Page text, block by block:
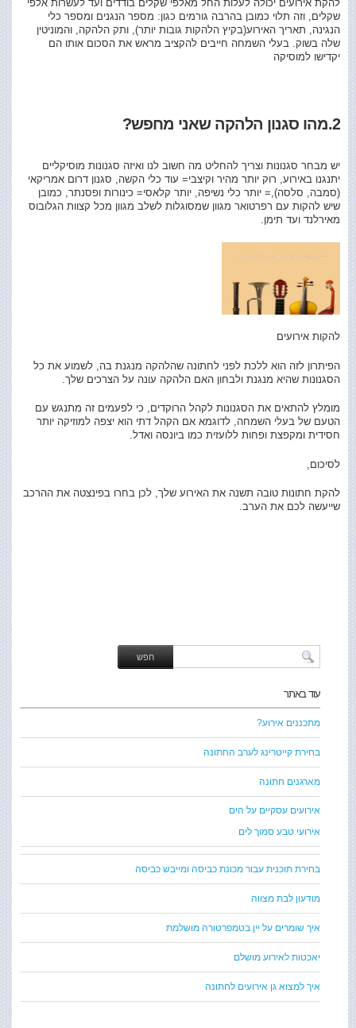
להקת אירועים יכולה לעלות החל מאלפי שקלים בודדים ועד לעשרות אלפי
שקלים, וזה תלוי כמובן בהרבה גורמים כגון: מספר הנגנים ומספר כלי
הנגינה, תאריך האירוע(בקיץ הלהקות גובות יותר), ותק הלהקה, והמוניטין
שלה בשוק. בעלי השמחה חייבים להקציב מראש את הסכום אותו הם
יקדישו למוסיקה
2.מהו סגנון הלהקה שאני מחפש?
יש מבחר סגנונות וצריך להחליט מה חשוב לנו ואיזה סגנונות מוסיקליים
יתנגנו באירוע, רוק יותר מהיר וקיצבי= עוד כלי הקשה, סגנון דרום אמריקאי
(סמבה, סלסה),= יותר כלי נשיפה, יותר קלאסי= כינורות ופסנתר, כמובן
שיש להקות עם רפרטואר מגוון שמסוגלות לשלב מגוון מכל קצוות הגלובוס
מאירלנד ועד תימן.
להקות אירועים
הפיתרון לזה הוא ללכת לפני לחתונה שהלהקה מנגנת בה, לשמוע את כל
הסגנונות שהיא מנגנת ולבחון האם הלהקה עונה על הצרכים שלך.
מומלץ להתאים את הסגנונות לקהל הרוקדים, כי לפעמים זה מתנגש עם
הטעם של בעלי השמחה, לדוגמא אם הקהל דתי הוא יצפה למוזיקה יותר
חסידית ומקפצת ופחות ללועזית כמו ביונסה ואדל.
לסיכום,
להקת חתונות טובה תשנה את האירוע שלך, לכן בחרו בפינצטה את ההרכב
שייעשה לכם את הערב.
עוד באתר
מתכננים אירוע?
בחירת קייטרינג לערב החתונה
מארגנים חתונה
אירועים עסקיים על הים
אירועי טבע סמוך לים
בחירת תוכנית עבור מכונת כביסה ומייבש כביסה
מודעון לבת מצווה
איך שומרים על יין בטמפרטורה מושלמת
יאכטות לאירוע מושלם
איך למצוא גן אירועים לחתונה